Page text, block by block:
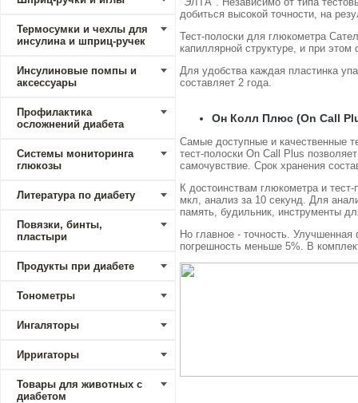
Термосумки и чехлы для
инсулина и шприц-ручек
Инсулиновые помпы и
аксессуары
Профилактика
осложнений диабета
Системы мониторинга
глюкозы
Литература по диабету
Повязки, бинты,
пластыри
Продукты при диабете
Тонометры
Ингаляторы
Ирригаторы
Товары для животных с
диабетом
добиться высокой точности, на
Тест-полоски для глюкометра
капиллярной структуре, и при
Для удобства каждая пластинка
составляет 2 года.
Он Колл Плюс (On Call
Самые доступные и качественные
тест-полоски On Call Plus
самочувствие. Срок хранения
К достоинствам глюкометра и
мкл, анализ за 10 секунд. Для
память, будильник, инструменты
Но главное - точность.
погрешность меньше 5%. В